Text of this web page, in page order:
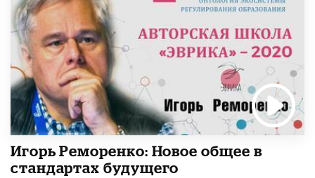
Игорь Реморенко: Новое общее в
стандартах будущего